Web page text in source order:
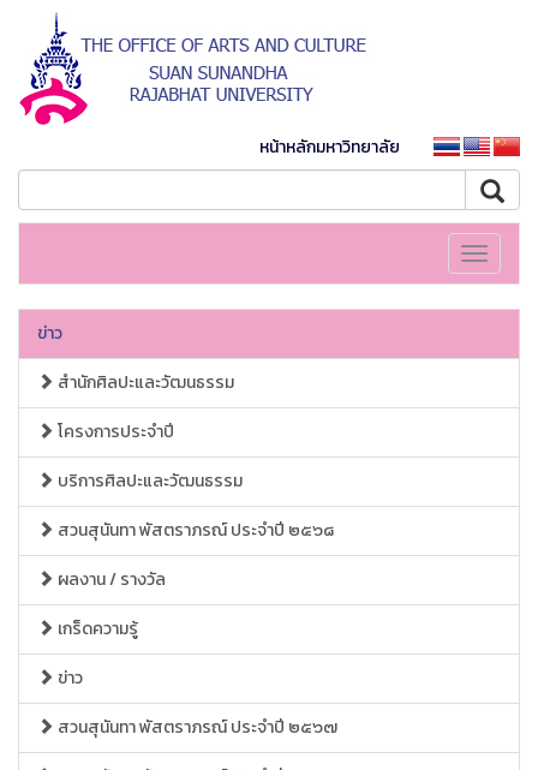
หน้าหลักมหาวิทยาลัย
Toggle
ข่าว
สำนักศิลปะและวัฒนธรรม
โครงการประจำปี
บริการศิลปะและวัฒนธรรม
สวนสุนันทา พัสตราภรณ์ ประจำปี ๒๕๖๘
ผลงาน / รางวัล
เกร็ดความรู้
ข่าว
สวนสุนันทา พัสตราภรณ์ ประจำปี ๒๕๖๗